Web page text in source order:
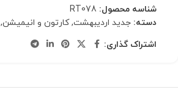
شناسه محصول: RT078
دسته: جدید اردیبهشت, کارتون و انیمیشن,
اشتراک گذاری: